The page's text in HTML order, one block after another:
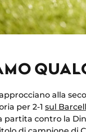
alla
per 2-1 sul
partita contro la